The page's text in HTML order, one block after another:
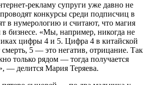
рекламу супруги уже давно не
конкурсы среди подписчиц в
в нумерологию и считают, что магия
в бизнесе. «Мы, например, никогда не
цифры 4 и 5. Цифра 4 в китайской
смерть, 5 — это негатив, отрицание. Так
только рядом — тогда получается
— делится Мария Теряева.